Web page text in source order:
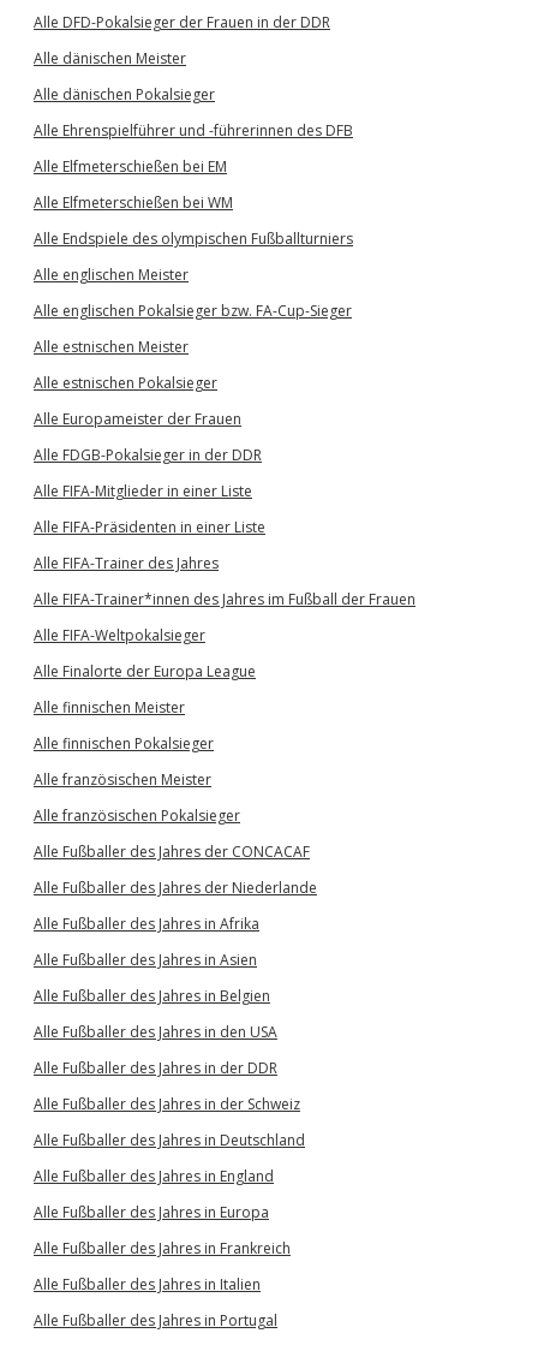
Alle DFD-Pokalsieger der Frauen in der DDR
Alle dänischen Meister
Alle dänischen Pokalsieger
Alle Ehrenspielführer und -führerinnen des DFB
Alle Elfmeterschießen bei EM
Alle Elfmeterschießen bei WM
Alle Endspiele des olympischen Fußballturniers
Alle englischen Meister
Alle englischen Pokalsieger bzw. FA-Cup-Sieger
Alle estnischen Meister
Alle estnischen Pokalsieger
Alle Europameister der Frauen
Alle FDGB-Pokalsieger in der DDR
Alle FIFA-Mitglieder in einer Liste
Alle FIFA-Präsidenten in einer Liste
Alle FIFA-Trainer des Jahres
Alle FIFA-Trainer*innen des Jahres im Fußball der Frauen
Alle FIFA-Weltpokalsieger
Alle Finalorte der Europa League
Alle finnischen Meister
Alle finnischen Pokalsieger
Alle französischen Meister
Alle französischen Pokalsieger
Alle Fußballer des Jahres der CONCACAF
Alle Fußballer des Jahres der Niederlande
Alle Fußballer des Jahres in Afrika
Alle Fußballer des Jahres in Asien
Alle Fußballer des Jahres in Belgien
Alle Fußballer des Jahres in den USA
Alle Fußballer des Jahres in der DDR
Alle Fußballer des Jahres in der Schweiz
Alle Fußballer des Jahres in Deutschland
Alle Fußballer des Jahres in England
Alle Fußballer des Jahres in Europa
Alle Fußballer des Jahres in Frankreich
Alle Fußballer des Jahres in Italien
Alle Fußballer des Jahres in Portugal